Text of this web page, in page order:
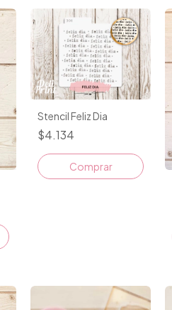
Stencil Feliz Dia
$4.134